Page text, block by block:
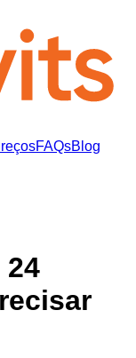
FAQsBlog